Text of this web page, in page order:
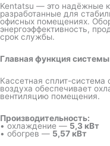
Kentatsu — это надёжные
разработанные для
офисных помещениях.
энергоэффективность,
срок службы.
Главная функция системы
Кассетная сплит-
воздуха обеспечивает
вентиляцию помещения.
Производительность:
• охлаждение — 5,3 кВт
• обогрев — 5,57 кВт